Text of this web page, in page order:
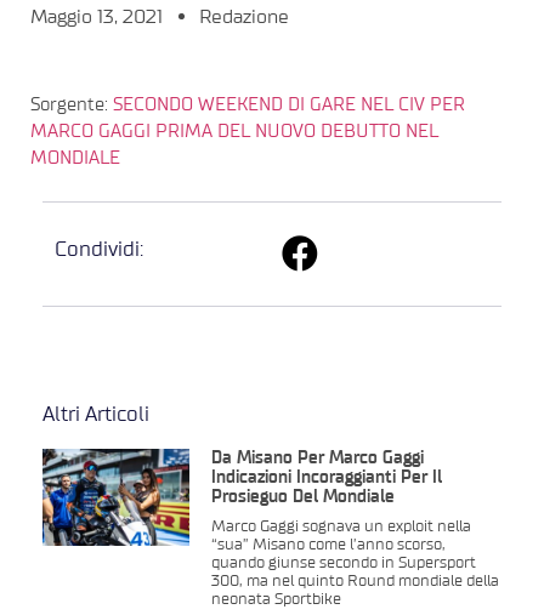
Maggio 13, 2021 Redazione
Sorgente: SECONDO WEEKEND DI GARE NEL CIV PER
MARCO GAGGI PRIMA DEL NUOVO DEBUTTO NEL
MONDIALE
Condividi:
Altri Articoli
Da Misano Per Marco Gaggi
Indicazioni Incoraggianti Per Il
Prosieguo Del Mondiale
Marco Gaggi sognava un exploit nella
“sua” Misano come l’anno scorso,
quando giunse secondo in Supersport
300, ma nel quinto Round mondiale della
neonata Sportbike